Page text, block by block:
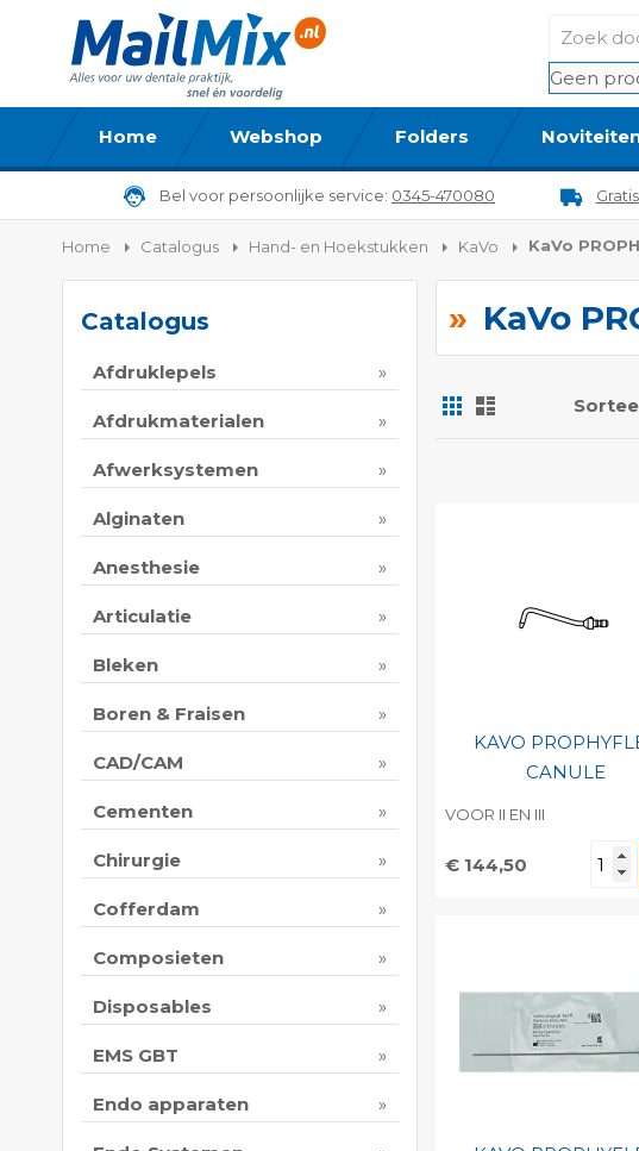
Geen
Home Webshop Folders
Bel voor persoonlijke service: 0345-470080
Home Catalogus Hand- en Hoekstukken KaVo KaVo
KaVo
Foto-
tabel
KAVO
CANULE
VOOR II EN III
€ 144,50
Catalogus
Afdruklepels
Afdrukmaterialen
Afwerksystemen
Alginaten
Anesthesie
Articulatie
Bleken
Boren & Fraisen
CAD/CAM
Cementen
Chirurgie
Cofferdam
Composieten
Disposables
EMS GBT
Endo apparaten